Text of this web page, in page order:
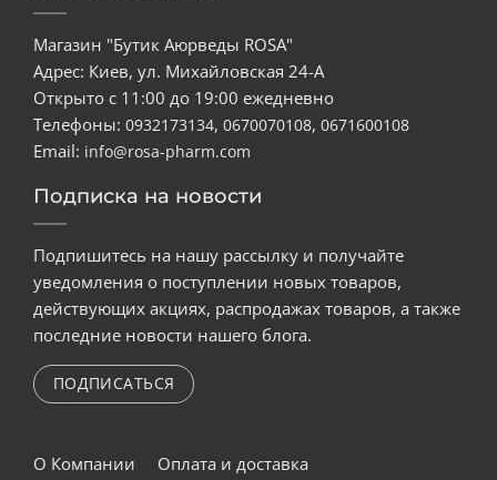
Магазин "Бутик Аюрведы ROSA"
Адрес: Киев, ул. Михайловская 24-А
Открыто с 11:00 до 19:00 ежедневно
Телефоны: 0932173134, 0670070108, 0671600108
Email: info@rosa-pharm.com
Подписка на новости
Подпишитесь на нашу рассылку и получайте
уведомления о поступлении новых товаров,
действующих акциях, распродажах товаров, а также
последние новости нашего блога.
ПОДПИСАТЬСЯ
О Компании Оплата и доставка